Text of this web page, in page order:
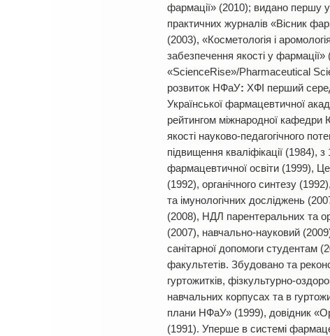
фармації» (2010); видано першу
практичних журналів «Вісник
(2003), «Косметологія і
забезпечення якості у
«ScienceRise»/Pharmaceutical
розвиток НФаУ: ХФІ перший
Української фармацевтичної
рейтингом міжнародної
якості науково-педагогічного
підвищення кваліфікації
фармацевтичної освіти (1999),
(1992), органічного синтезу
та імунологічних досліджень
(2008), НДЛ парентеральних та
(2007), навчально-науковий
санітарної допомоги студентам
факультетів. Збудовано та
гуртожитків, фізкультурно-
навчальних корпусах та в
плани НФаУ» (1999), довідник
(1991). Уперше в системі